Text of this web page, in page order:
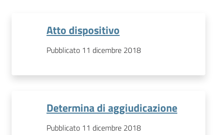
Atto dispositivo
Pubblicato 11 dicembre 2018
Determina di aggiudicazione
Pubblicato 11 dicembre 2018